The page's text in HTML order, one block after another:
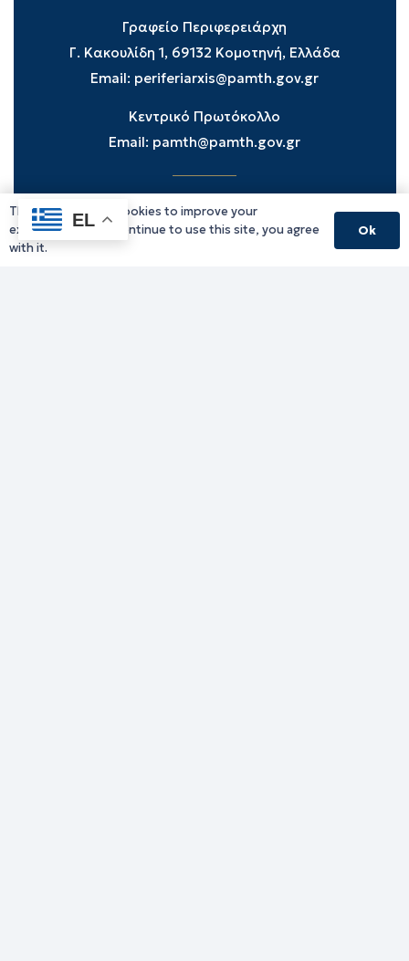
Γραφείο Περιφερειάρχη
Γ. Κακουλίδη 1, 69132 Κομοτηνή, Ελλάδα
Email: periferiarxis@pamth.gov.gr
Κεντρικό Πρωτόκολλο
Email: pamth@pamth.gov.gr
Υπηρεσίες Δράμας
Υπηρεσίες Καβάλας
EL
This website uses cookies to improve your
experience. If you continue to use this site, you agree
with it.
Ok